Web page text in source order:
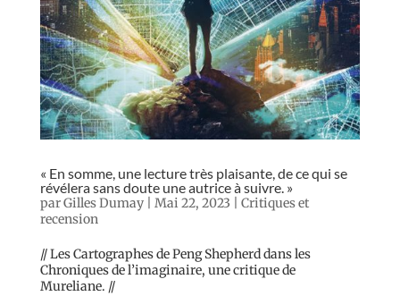
« En somme, une lecture très plaisante, de ce qui se
révélera sans doute une autrice à suivre. »
parGilles Dumay| Mai 22, 2023
Critiques et
recension
// Les Cartographes de Peng Shepherd dans les
Chroniques de l’imaginaire, une critique de
Mureliane. //